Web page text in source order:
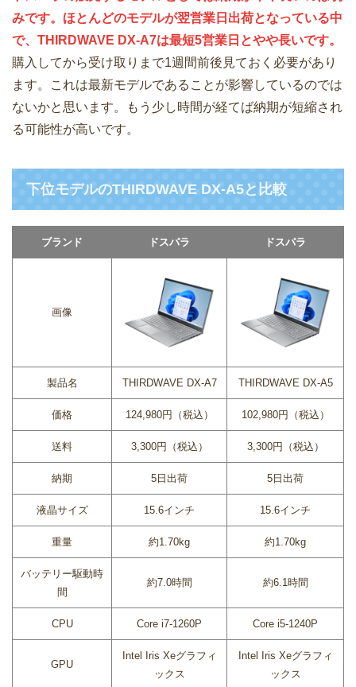
みです。ほとんどのモデルが翌営業日出荷となっている中
で、THIRDWAVE DX-A7は最短5営業日とやや長いです。
購入してから受け取りまで1週間前後見ておく必要があり
ます。これは最新モデルであることが影響しているのでは
ないかと思います。もう少し時間が経てば納期が短縮され
る可能性が高いです。
下位モデルのTHIRDWAVE DX-A5と比較
ブランド ドスパラ ドスパラ
画像
製品名 THIRDWAVE DX-A7 THIRDWAVE DX-A5
価格 124,980円（税込） 102,980円（税込）
送料 3,300円（税込） 3,300円（税込）
納期 5日出荷 5日出荷
液晶サイズ 15.6インチ 15.6インチ
重量 約1.70kg 約1.70kg
バッテリー駆動時
間
約7.0時間 約6.1時間
CPU Core i7-1260P Core i5-1240P
GPU
Intel Iris Xeグラフィ
ックス
Intel Iris Xeグラフィ
ックス